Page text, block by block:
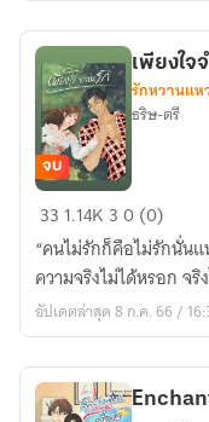
วัน
ที่28)
เพียง
จำนน
รัก
จบ
เพียงใจ
รักหวานแห
ธริษ-ตรี
33 1.14K 30 (0)
“คนไม่รักก็คือไม่รักนั่น
ความจริงไม่ได้หรอก จริ
อัปเดตล่าสุด 8 ก.ค. 66 /